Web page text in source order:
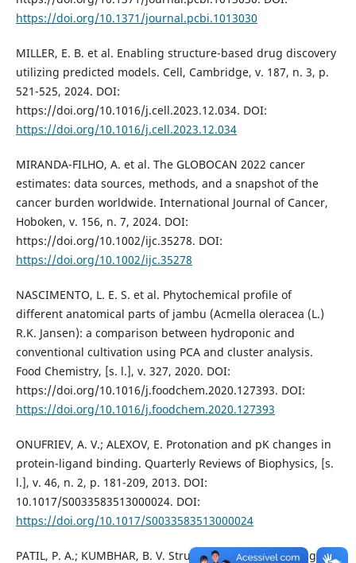
https://doi.org/10.1371/journal.pcbi.1013030
MILLER, E. B. et al. Enabling structure-based drug discovery
utilizing predicted models. Cell, Cambridge, v. 187, n. 3, p.
521-525, 2024. DOI:
https://doi.org/10.1016/j.cell.2023.12.034. DOI:
https://doi.org/10.1016/j.cell.2023.12.034
MIRANDA-FILHO, A. et al. The GLOBOCAN 2022 cancer
estimates: data sources, methods, and a snapshot of the
cancer burden worldwide. International Journal of Cancer,
Hoboken, v. 156, n. 7, 2024. DOI:
https://doi.org/10.1002/ijc.35278. DOI:
https://doi.org/10.1002/ijc.35278
NASCIMENTO, L. E. S. et al. Phytochemical profile of
different anatomical parts of jambu (Acmella oleracea (L.)
R.K. Jansen): a comparison between hydroponic and
conventional cultivation using PCA and cluster analysis.
Food Chemistry, [s. l.], v. 327, 2020. DOI:
https://doi.org/10.1016/j.foodchem.2020.127393. DOI:
https://doi.org/10.1016/j.foodchem.2020.127393
ONUFRIEV, A. V.; ALEXOV, E. Protonation and pK changes in
protein-ligand binding. Quarterly Reviews of Biophysics, [s.
l.], v. 46, n. 2, p. 181-209, 2013. DOI:
10.1017/S0033583513000024. DOI:
https://doi.org/10.1017/S0033583513000024
PATIL, P. A.; KUMBHAR, B. V. Structure based drug design